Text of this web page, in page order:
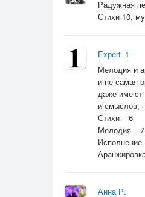
Радужная
Стихи 10,
Expert_1
Мелодия и
и не самая
даже имеют
и смыслов,
Стихи – 6
Мелодия – 7
Исполнение
Анна Р.